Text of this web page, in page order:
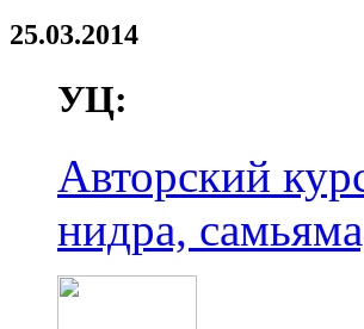
25.03.2014
УЦ:
Авторский
нидра,